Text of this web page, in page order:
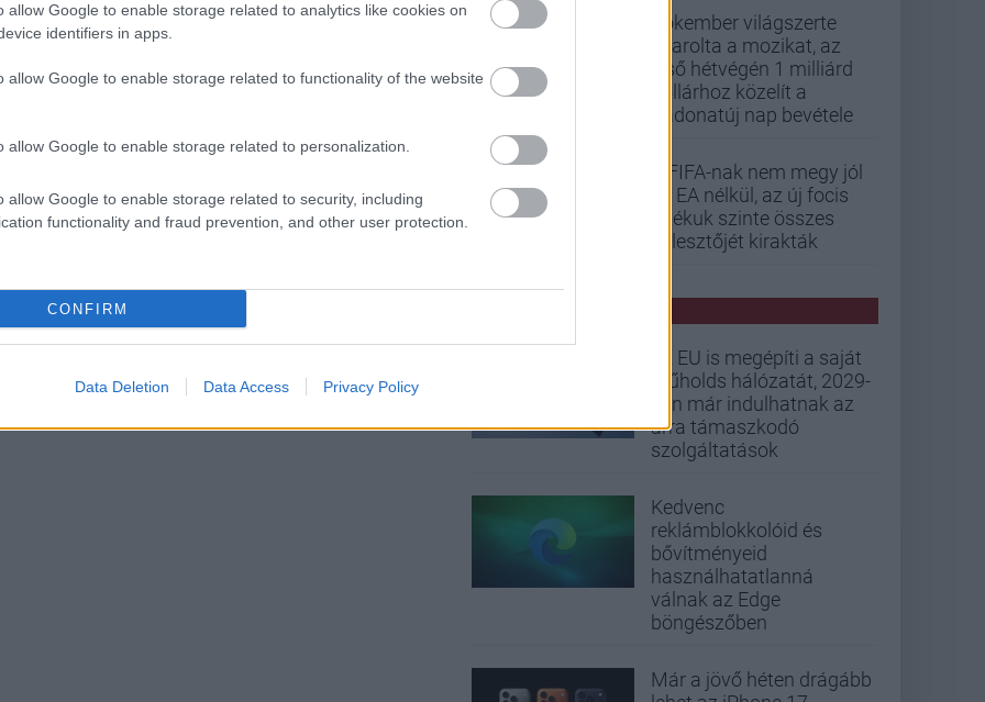
allow Google to enable storage related to analytics like cookies on
identifiers in apps.
allow Google to enable storage related to functionality of the website
allow Google to enable storage related to personalization.
allow Google to enable storage related to security, including
functionality and fraud prevention, and other user protection.
CONFIRM
Data Deletion Data Access Privacy Policy
Pókember világszerte
letarolta a mozikat, az
első hétvégén 1 milliárd
dollárhoz közelít a
Vadonatúj nap bevétele
A FIFA-nak nem megy jól
az EA nélkül, az új focis
játékuk szinte összes
fejlesztőjét kirakták
Az EU is megépíti a saját
műholds hálózatát, 2029-
ben már indulhatnak az
arra támaszkodó
szolgáltatások
Kedvenc
reklámblokkolóid és
bővítményeid
használhatatlanná
válnak az Edge
böngészőben
Már a jövő héten drágább